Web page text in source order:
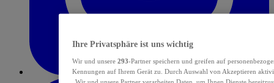
Ihre Privatsphäre ist uns wichtig
Wir und unsere 293-Partner speichern und greifen auf
Kennungen auf Ihrem Gerät zu. Durch Auswahl von Akzeptieren
„Wir und unsere Partner verarbeiten Daten, um Ihnen Dienste